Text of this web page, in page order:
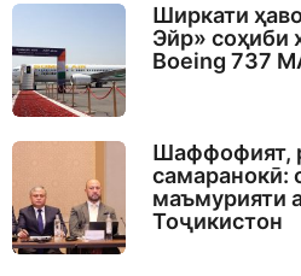
Ширкати
Эйр» соҳиби
Boeing 737
Шаффофият,
самаранокӣ:
маъмурияти
Тоҷикистон